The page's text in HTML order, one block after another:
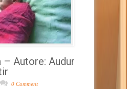
– Autore: Audur
0 Comment